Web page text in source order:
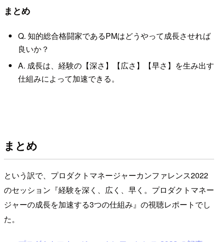
まとめ
Q. 知的総合格闘家であるPMはどうやって成長させれば
良いか？
A. 成長は、経験の【深さ】【広さ】【早さ】を生み出す
仕組みによって加速できる。
まとめ
という訳で、プロダクトマネージャーカンファレンス2022
のセッション『経験を深く、広く、早く。プロダクトマネー
ジャーの成長を加速する3つの仕組み』の視聴レポートでし
た。